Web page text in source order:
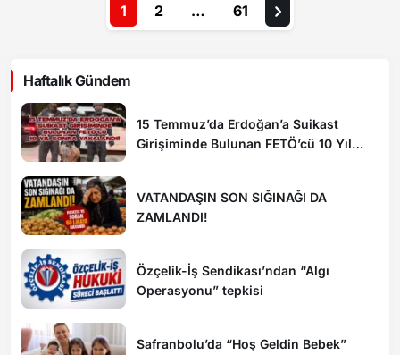
1 2 … 61
Haftalık Gündem
15 Temmuz’da Erdoğan’a Suikast
Girişiminde Bulunan FETÖ’cü 10 Yıl
VATANDAŞIN SON SIĞINAĞI DA
ZAMLANDI!
Özçelik-İş Sendikası’ndan “Algı
Operasyonu” tepkisi
Safranbolu’da “Hoş Geldin Bebek”